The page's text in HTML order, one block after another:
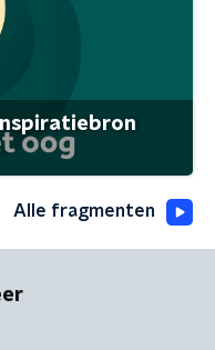
Alle fragmenten